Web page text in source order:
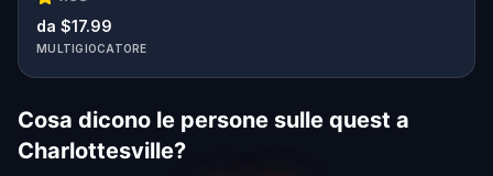
da $17.99
MULTIGIOCATORE
Cosa dicono le persone sulle quest a
Charlottesville?